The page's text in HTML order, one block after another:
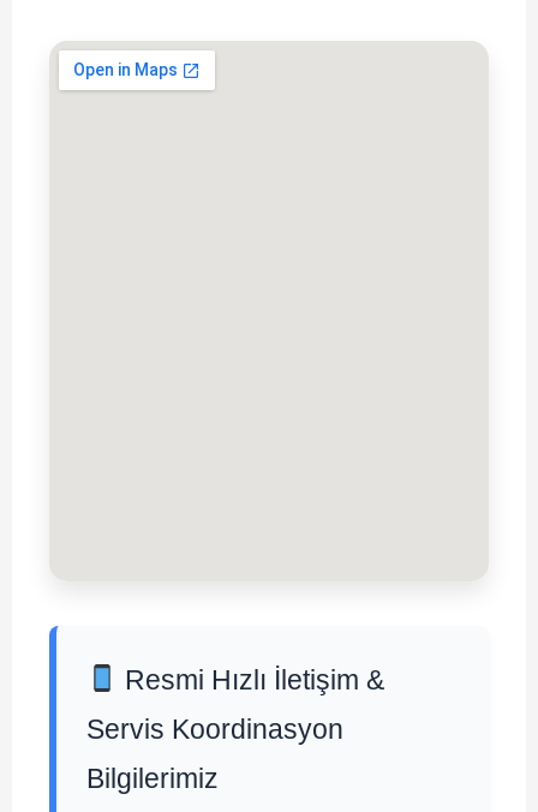
Resmi Hızlı İletişim &
Servis Koordinasyon
Bilgilerimiz